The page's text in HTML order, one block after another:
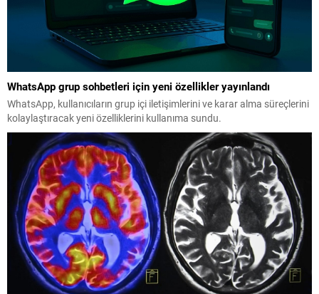
WhatsApp grup sohbetleri için yeni özellikler yayınlandı
WhatsApp, kullanıcıların grup içi iletişimlerini ve karar alma süreçlerini
kolaylaştıracak yeni özelliklerini kullanıma sundu.